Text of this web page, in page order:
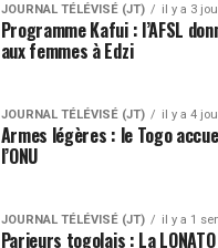
JOURNAL TÉLÉVISÉ (JT) il y a 3
Programme Kafui : l’AFSL
aux femmes à Edzi
JOURNAL TÉLÉVISÉ (JT) il y a 4
Armes légères : le Togo
l’ONU
JOURNAL TÉLÉVISÉ (JT) il y a 1
Parieurs togolais : La